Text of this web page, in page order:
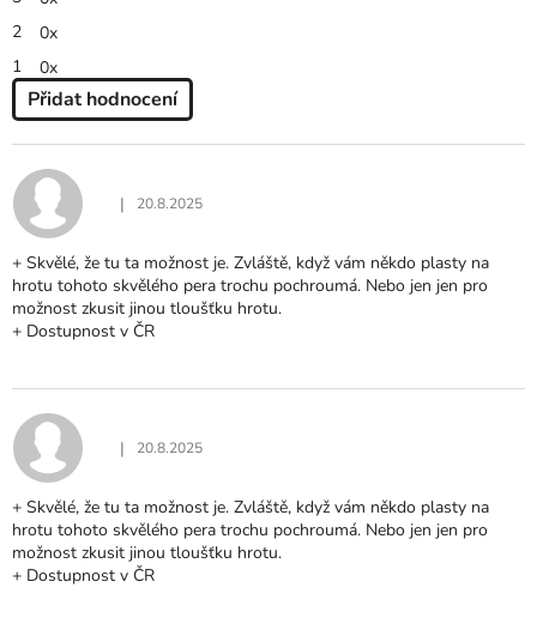
2
0x
1
0x
Přidat hodnocení
P
I
S
O
D
N
E
N
Í
Hodnocení produktu je 5 z 5 hvězdiček.
| 20.8.2025
+ Skvělé, že tu ta možnost je. Zvláště, když vám někdo plasty na
hrotu tohoto skvělého pera trochu pochroumá. Nebo jen jen pro
možnost zkusit jinou tloušťku hrotu.
+ Dostupnost v ČR
Hodnocení produktu je 5 z 5 hvězdiček.
| 20.8.2025
+ Skvělé, že tu ta možnost je. Zvláště, když vám někdo plasty na
hrotu tohoto skvělého pera trochu pochroumá. Nebo jen jen pro
možnost zkusit jinou tloušťku hrotu.
+ Dostupnost v ČR